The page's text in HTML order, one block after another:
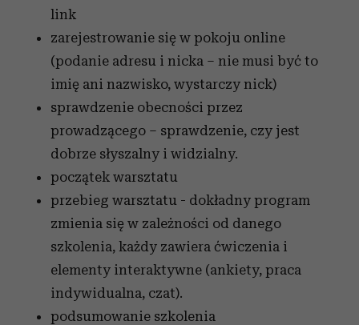
link
zarejestrowanie się w pokoju online
(podanie adresu i nicka – nie musi być to
imię ani nazwisko, wystarczy nick)
sprawdzenie obecności przez
prowadzącego – sprawdzenie, czy jest
dobrze słyszalny i widzialny.
początek warsztatu
przebieg warsztatu - dokładny program
zmienia się w zależności od danego
szkolenia, każdy zawiera ćwiczenia i
elementy interaktywne (ankiety, praca
indywidualna, czat).
podsumowanie szkolenia